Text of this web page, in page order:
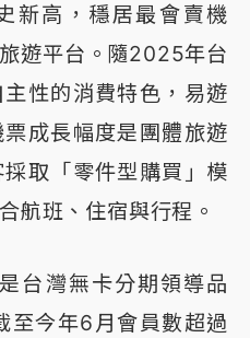
新高，穩居最會賣機
遊平台。隨2025年台
性的消費特色，易遊
成長幅度是團體旅遊
取「零件型購買」模
航班、住宿與行程。
台灣無卡分期領導品
至今年6月會員數超過